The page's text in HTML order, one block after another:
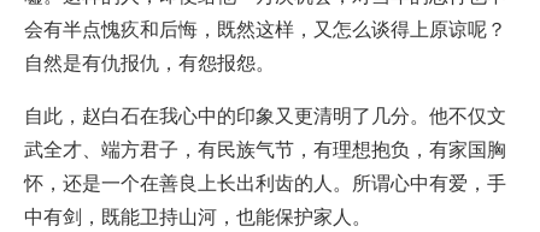
会有半点愧疚和后悔，既然这样，又怎么谈得上原谅呢？
自然是有仇报仇，有怨报怨。
自此，赵白石在我心中的印象又更清明了几分。他不仅文
武全才、端方君子，有民族气节，有理想抱负，有家国胸
怀，还是一个在善良上长出利齿的人。所谓心中有爱，手
中有剑，既能卫持山河，也能保护家人。